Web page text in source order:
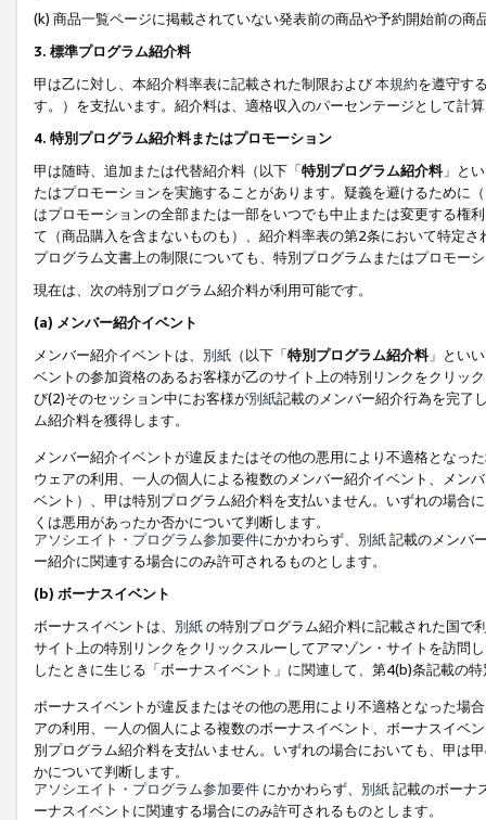
(k) 商品一覧ページに掲載されていない発表前の商品や予約開始前の商
3. 標準プログラム紹介料
甲は乙に対し、本紹介料率表に記載された制限および本規約を遵守す
す。）を支払います。紹介料は、適格収入のパーセンテージとして計
4. 特別プログラム紹介料またはプロモーション
甲は随時、追加または代替紹介料（以下「特別プログラム紹介料」と
たはプロモーションを実施することがあります。疑義を避けるために
はプロモーションの全部または一部をいつでも中止または変更する権
て（商品購入を含まないものも）、紹介料率表の第2条において特定
プログラム文書上の制限についても、特別プログラムまたはプロモー
現在は、次の特別プログラム紹介料が利用可能です。
(a) メンバー紹介イベント
メンバー紹介イベントは、 別紙 （以下「特別プログラム紹介料」とい
ベントの参加資格のあるお客様が乙のサイト上の特別リンクをクリッ
び(2)そのセッション中にお客様が別紙記載のメンバー紹介行為を完了
ム紹介料を獲得します。
メンバー紹介イベントが違反またはその他の悪用により不適格となっ
ウェアの利用、一人の個人による複数のメンバー紹介イベント、メン
ベント）、甲は特別プログラム紹介料を支払いません。いずれの場合
くは悪用があったか否かについて判断します。
アソシエイト・プログラム参加要件にかかわらず、 別紙記載のメンバ
ー紹介に関連する場合にのみ許可されるものとします。
(b) ボーナスイベント
ボーナスイベントは、 別紙の特別プログラム紹介料に記載された国で
サイト上の特別リンクをクリックスルーしてアマゾン・サイトを訪問
したときに生じる「ボーナスイベント」に関連して、第4(b)条記載の
ボーナスイベントが違反またはその他の悪用により不適格となった場
アの利用、一人の個人による複数のボーナスイベント、ボーナスイベ
別プログラム紹介料を支払いません。いずれの場合においても、甲は
かについて判断します。
アソシエイト・プログラム参加要件 にかかわらず、 別紙記載のボーナ
ーナスイベントに関連する場合にのみ許可されるものとします。